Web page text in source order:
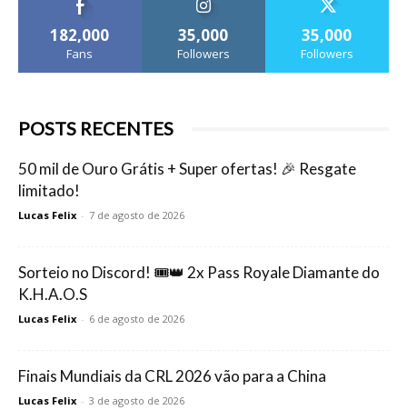
182,000
Fans
35,000
Followers
35,000
Followers
POSTS RECENTES
50 mil de Ouro Grátis + Super ofertas! 🎉 Resgate
limitado!
Lucas Felix - 7 de agosto de 2026
Sorteio no Discord! 🎟️👑 2x Pass Royale Diamante do
K.H.A.O.S
Lucas Felix - 6 de agosto de 2026
Finais Mundiais da CRL 2026 vão para a China
Lucas Felix - 3 de agosto de 2026